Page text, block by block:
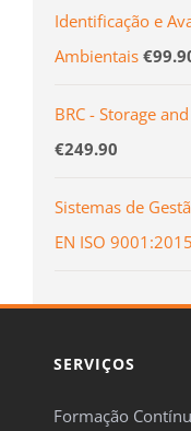
Identificação e
Ambientais €
BRC - Storage
€249.90
Sistemas de
EN ISO 9001:2015
SERVIÇOS
Formação